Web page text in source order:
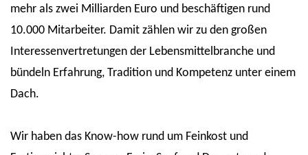
mehr als zwei Milliarden Euro und beschäftigen rund
10.000 Mitarbeiter. Damit zählen wir zu den großen
Interessenvertretungen der Lebensmittelbranche und
bündeln Erfahrung, Tradition und Kompetenz unter einem
Dach.
Wir haben das Know-how rund um Feinkost und